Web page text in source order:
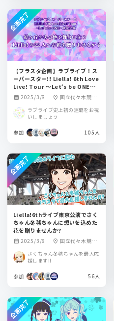
【フラスタ企画】ラブライブ！ス
ーパースター!! Liella! 6th Love
Live! Tour ～Let‘s be ONE〜
東京公演で舞台に立つLiella!へお
花を贈りませんか？
calendar_month 2025/3/8 location_on 国立代々木競技
ラブライブ史上初の連覇をお祝
いしましょう
参加 105人
企画完了
Liella!6thライブ東京公演でさく
ちゃん冬毬ちゃんに想いを込めた
花を贈りませんか?
calendar_month 2025/3/8 location_on 国立代々木競技
場 第一体育館
さくちゃん冬毬ちゃんを最大応
援します!!
参加 56人
企画完了
企画完了